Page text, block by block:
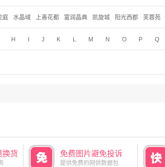
庭 水晶域 上善花都 富润晶典 凯旋城 阳光西郡 芙蓉苑
H J K L M N O P Q
换货 免费图片避免投诉
提供免费的网供数据包